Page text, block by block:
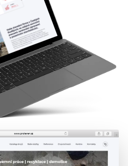
www.proteren.cz